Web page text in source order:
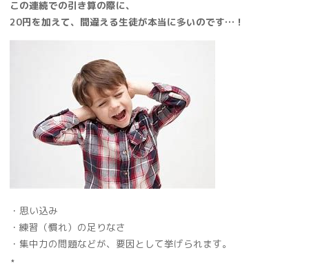
この連続での引き算の際に、
20円を加えて、間違える生徒が本当に多いのです…！
・思い込み
・練習（慣れ）の足りなさ
・集中力の問題などが、要因として挙げられます。
⋆